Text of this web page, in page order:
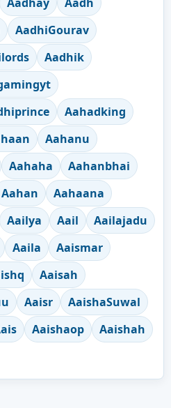
AadhiGourav
Aadhik
Aahadking
Aahanu
Aahaha
Aahanbhai
Aahan
Aahaana
Aailya Aail
Aailajadu
Aaila
Aaismar
Aaisah
Aaisr
AaishaSuwal
Aaishaop
Aaishah